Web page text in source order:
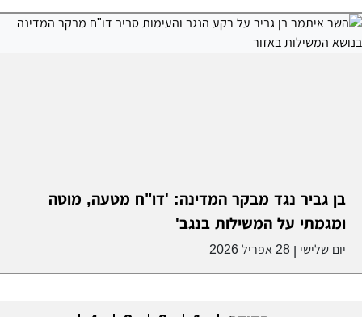
בן גביר נגד מבקר המדינה: 'דו"ח מטעה, מוטה
ומגמתי על המשילות בנגב'
יום שלישי 28 אפריל 2026